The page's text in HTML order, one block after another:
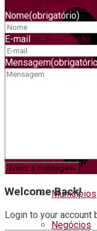
Economia
Educação
Esporte
Meio
Municípios
Negócios
Nome(obrigatório)
E-mail
Mensagem
Welcome Back!
Login to your account